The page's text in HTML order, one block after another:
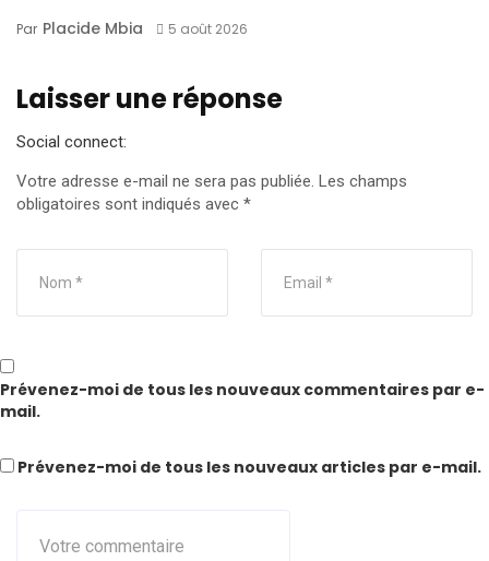
Par Placide Mbia 5 août 2026
Laisser une réponse
Social connect:
Votre adresse e-mail ne sera pas publiée. Les champs
obligatoires sont indiqués avec *
Prévenez-moi de tous les nouveaux commentaires par e-
mail.
Prévenez-moi de tous les nouveaux articles par e-mail.